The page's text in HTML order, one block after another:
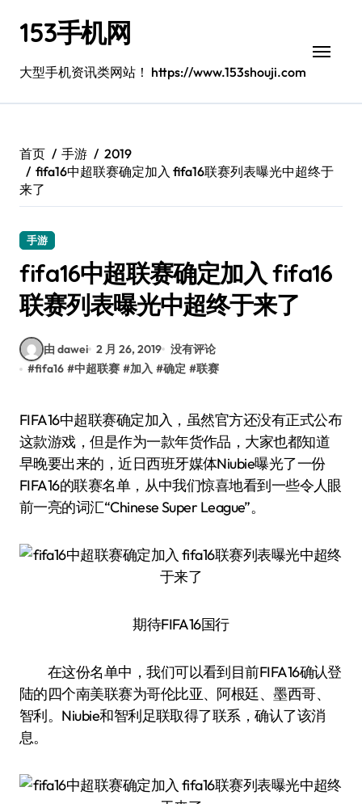
153手机网
大型手机资讯类网站！ https://www.153shouji.com
首页 手游
2019
fifa16中超联赛确定加入 fifa16联赛列表曝光中超终于
来了
手游
fifa16中超联赛确定加入 fifa16
联赛列表曝光中超终于来了
由 dawei 2 月 26, 2019 没有评论
#fifa16 #中超联赛 #加入 #确定 #联赛
FIFA16中超联赛确定加入，虽然官方还没有正式公布
这款游戏，但是作为一款年货作品，大家也都知道
早晚要出来的，近日西班牙媒体Niubie曝光了一份
FIFA16的联赛名单，从中我们惊喜地看到一些令人眼
前一亮的词汇“Chinese Super League”。
期待FIFA16国行
在这份名单中，我们可以看到目前FIFA16确认登
陆的四个南美联赛为哥伦比亚、阿根廷、墨西哥、
智利。Niubie和智利足联取得了联系，确认了该消
息。